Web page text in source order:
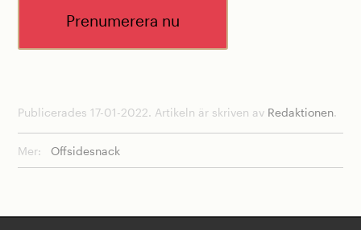
Prenumerera nu
Publicerades 17-01-2022. Artikeln är skriven av Redaktionen.
Mer: Offsidesnack